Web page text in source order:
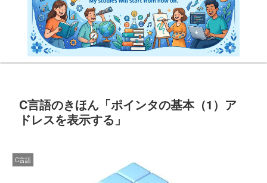
C言語のきほん「ポインタの基本（1）ア
ドレスを表示する」
C言語